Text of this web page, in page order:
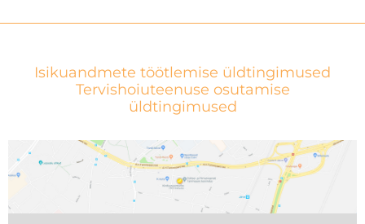
Isikuandmete töötlemise üldtingimused
Tervishoiuteenuse osutamise
üldtingimused